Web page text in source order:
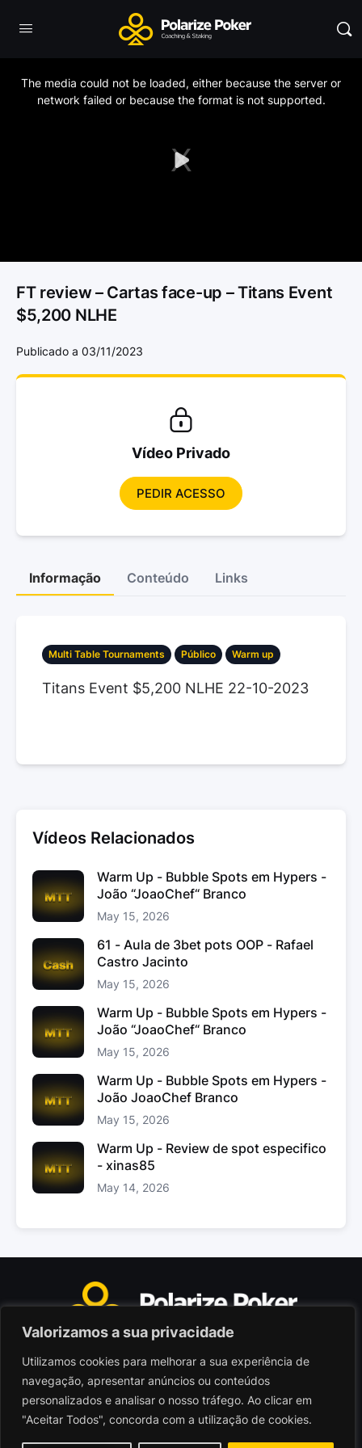
Valorizamos a sua privacidade
Utilizamos cookies para melhorar a sua experiência de
navegação, apresentar anúncios ou conteúdos
personalizados e analisar o nosso tráfego. Ao clicar em
"Aceitar Todos", concorda com a utilização de cookies.
Play
The media could not be loaded, either because the server or
network failed or because the format is not supported.
FT review – Cartas face-up – Titans Event
$5,200 NLHE
Publicado a 03/11/2023
Vídeo Privado
PEDIR ACESSO
Informação Conteúdo Links
Multi Table Tournaments Público Warm up
Titans Event $5,200 NLHE 22-10-2023
Vídeos Relacionados
Warm Up - Bubble Spots em Hypers -
João “JoaoChef“ Branco
May 15, 2026
61 - Aula de 3bet pots OOP - Rafael
Castro Jacinto
May 15, 2026
Warm Up - Bubble Spots em Hypers -
João “JoaoChef“ Branco
May 15, 2026
Warm Up - Bubble Spots em Hypers -
João JoaoChef Branco
May 15, 2026
Warm Up - Review de spot especifico
- xinas85
May 14, 2026
Polarize Poker Limited, Malta
Sociedade comercial registada sob n.º C103402
© 2026 - Polarize Poker
Termos de Utilização